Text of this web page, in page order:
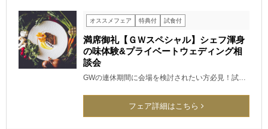
オススメフェア 特典付 試食付
満席御礼【ＧＷスペシャル】シェフ渾身
の味体験&プライベートウェディング相
談会
GWの連休期間に会場を検討されたい方必見！試…
フェア詳細はこちら